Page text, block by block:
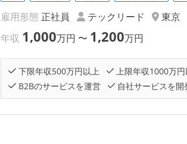
雇用形態 正社員 テックリード
東京
年収 1,000万円 〜 1,200万円
下限年収500万円以上 上限年収1000万円
B2Bのサービスを運営
自社サービスを開